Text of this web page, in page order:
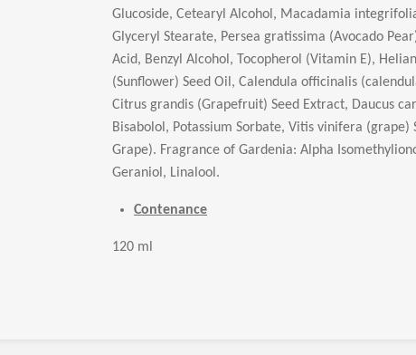
Glucoside, Cetearyl Alcohol, Macadamia
Glyceryl Stearate, Persea gratissima (Avocado
Acid, Benzyl Alcohol, Tocopherol (Vitamin E),
(Sunflower) Seed Oil, Calendula officinalis
Citrus grandis (Grapefruit) Seed Extract, Daucus
Bisabolol, Potassium Sorbate, Vitis vinifera (grape)
Grape). Fragrance of Gardenia: Alpha
Geraniol, Linalool.
Contenance
120 ml